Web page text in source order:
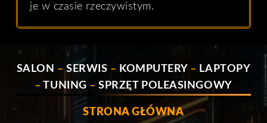
je w czasie rzeczywistym.
SALON –SERWIS – KOMPUTERY – LAPTOPY
– TUNING – SPRZĘT POLEASINGOWY
STRONA GŁÓWNA